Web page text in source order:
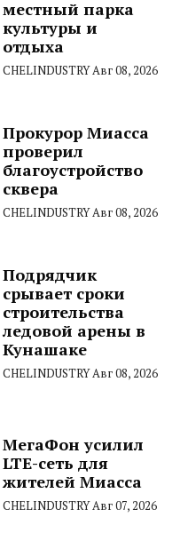
местный парка
культуры и
отдыха
CHELINDUSTRYАвг 08, 2026
Прокурор Миасса
проверил
благоустройство
сквера
CHELINDUSTRYАвг 08, 2026
Подрядчик
срывает сроки
строительства
ледовой арены в
Кунашаке
CHELINDUSTRYАвг 08, 2026
МегаФон усилил
LTE-сеть для
жителей Миасса
CHELINDUSTRYАвг 07, 2026